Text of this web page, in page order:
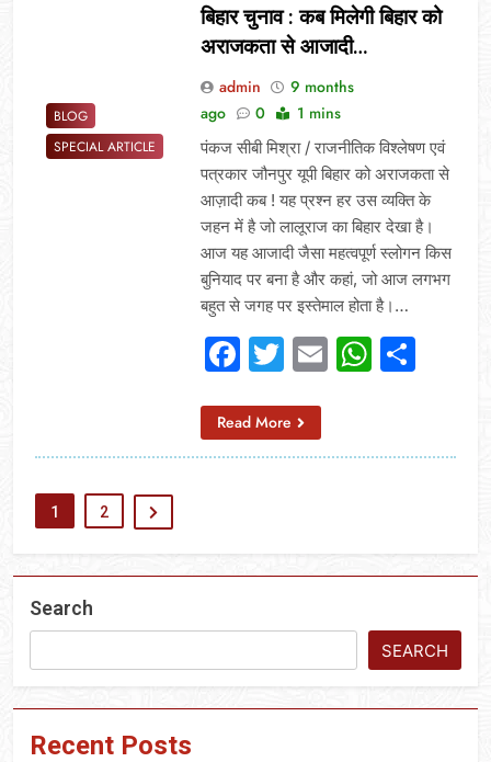
BLOG
SPECIAL ARTICLE
बिहार चुनाव : कब मिलेगी बिहार को
अराजकता से आजादी…
admin
9 months
ago
0 1 mins
पंकज सीबी मिश्रा / राजनीतिक विश्लेषण एवं
पत्रकार जौनपुर यूपी बिहार को अराजकता से
आज़ादी कब ! यह प्रश्न हर उस व्यक्ति के
जहन में है जो लालूराज का बिहार देखा है।
आज यह आजादी जैसा महत्वपूर्ण स्लोगन किस
बुनियाद पर बना है और कहां, जो आज लगभग
बहुत से जगह पर इस्तेमाल होता है।…
Facebook
Twitter
Email
Read More
1 2
Search
SEARCH
Recent Posts